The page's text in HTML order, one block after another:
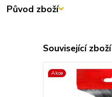
Původ zboží
Související zboží
Akce